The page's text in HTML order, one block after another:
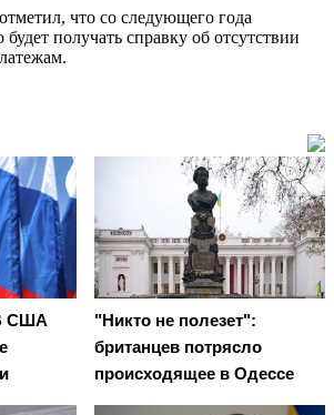
что со следующего года
получать справку об отсутствии
США
"Никто не полезет":
британцев потрясло
происходящее в Одессе